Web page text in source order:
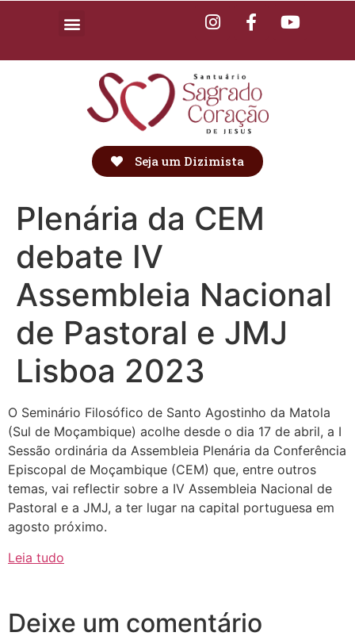
Seja um Dizimista
Plenária da CEM
debate IV
Assembleia Nacional
de Pastoral e JMJ
Lisboa 2023
O Seminário Filosófico de Santo Agostinho da Matola
(Sul de Moçambique) acolhe desde o dia 17 de abril, a I
Sessão ordinária da Assembleia Plenária da Conferência
Episcopal de Moçambique (CEM) que, entre outros
temas, vai reflectir sobre a IV Assembleia Nacional de
Pastoral e a JMJ, a ter lugar na capital portuguesa em
agosto próximo.
Leia tudo
Deixe um comentário